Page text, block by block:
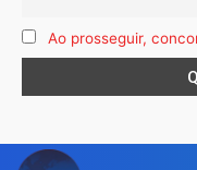
Ao prosseguir,